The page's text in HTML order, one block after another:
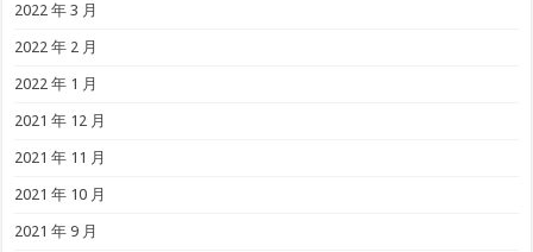
2022 年 3 月
2022 年 2 月
2022 年 1 月
2021 年 12 月
2021 年 11 月
2021 年 10 月
2021 年 9 月